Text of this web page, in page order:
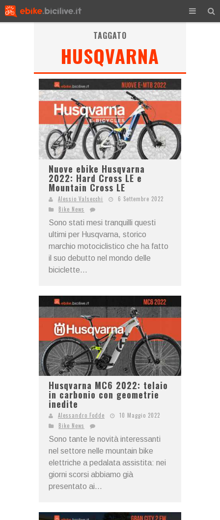
TAGGATO
HUSQVARNA
Nuove ebike Husqvarna
2022: Hard Cross LE e
Mountain Cross LE
Alessio Valsecchi
6 Settembre 2022
Bike News
Sono stati mesi tranquilli questi
ultimi per Husqvarna, storico
marchio motociclistico che ha fatto
il suo debutto nel mondo delle
biciclette...
Husqvarna MC6 2022: telaio
in carbonio con geometrie
inedite
Alessandro Fodde
10 Maggio 2022
Bike News
Sono tante le novità interessanti
nel settore nelle mountain bike
elettriche a pedalata assistita: nei
giorni scorsi abbiamo già
presentato ai...